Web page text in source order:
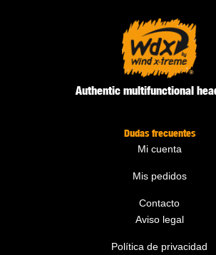
Authentic multifunctional
Dudas frecuentes
Mi cuenta
Mis pedidos
Contacto
Aviso legal
Política de privacidad